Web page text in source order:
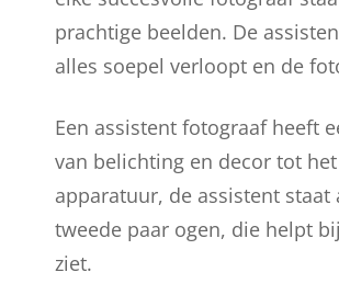
prachtige beelden. De
alles soepel verloopt en de
Een assistent fotograaf heeft
van belichting en decor tot
apparatuur, de assistent
tweede paar ogen, die helpt
ziet.